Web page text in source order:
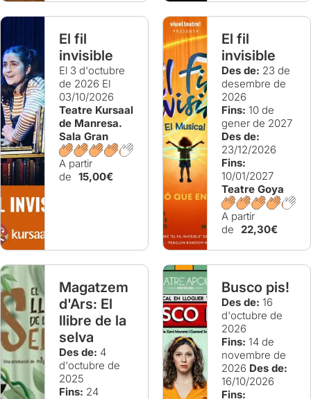
El fil
invisible
El 3 d'octubre
de 2026 El
03/10/2026
Teatre Kursaal
de Manresa.
Sala Gran
A partir
de 15,00€
El fil
invisible
Des de: 23 de
desembre de
2026
Fins: 10 de
gener de 2027
Des de:
23/12/2026
Fins:
10/01/2027
Teatre Goya
A partir
de
22,30€
Magatzem
d'Ars: El
llibre de la
selva
Des de: 4
d'octubre de
2025
Fins: 24
Busco pis!
Des de: 16
d'octubre de
2026
Fins: 14 de
novembre de
2026 Des de:
16/10/2026
Fins: